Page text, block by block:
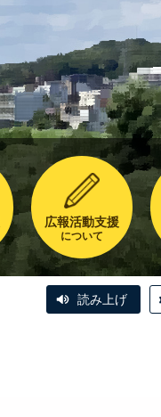
広報活動支援
について
読み上げ